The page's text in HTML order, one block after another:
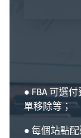
● FBA 可選
單移除等；
● 每個站點